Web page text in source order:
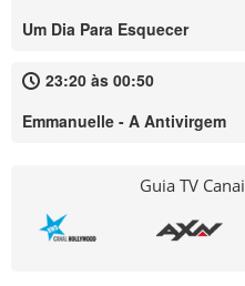
Um Dia Para Esquecer
23:20 às 00:50
Emmanuelle - A Antivirgem
Guia TV